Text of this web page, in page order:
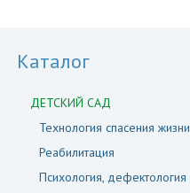
Каталог
ДЕТСКИЙ САД
Технология спасения жизни
Реабилитация
Психология, дефектология